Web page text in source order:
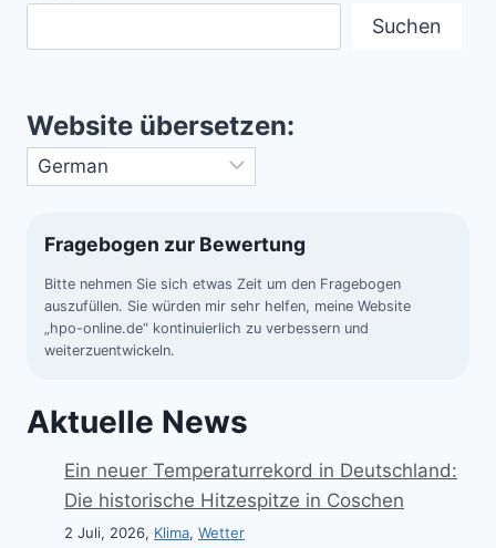
Suchen
Website übersetzen:
Fragebogen zur Bewertung
Bitte nehmen Sie sich etwas Zeit um den Fragebogen
auszufüllen. Sie würden mir sehr helfen, meine Website
„hpo-online.de“ kontinuierlich zu verbessern und
weiterzuentwickeln.
Aktuelle News
Ein neuer Temperaturrekord in Deutschland:
Die historische Hitzespitze in Coschen
2 Juli, 2026, Klima, Wetter